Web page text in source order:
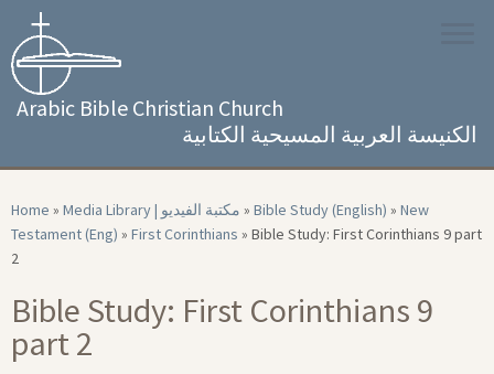
content
Arabic Bible Christian Church
الكنيسة العربية المسيحية الكتابية
Home » Media Library | مكتبة الفيديو » Bible Study (English) » New
Testament (Eng) » First Corinthians » Bible Study: First Corinthians 9 part
2
Bible Study: First Corinthians 9
part 2